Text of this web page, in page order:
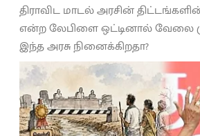
திராவிட மாடல் அரசின்
என்ற லேபிளை ஒட்டினால் வேலை
இந்த அரசு நினைக்கிறதா?